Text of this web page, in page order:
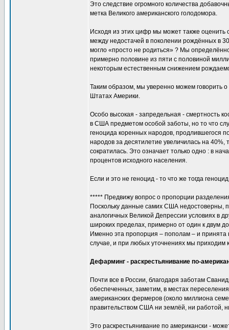
Это следствие огромного количества
метка Великого американского голодомора.
Исходя из этих цифр мы может также
между недостачей в поколении рождённых в
могло «просто не родиться» ? Мы
примерно половине из пяти с половиной
некоторым естественным снижением
Таким образом, мы уверенно можем говорить
Штатах Америки.
Особо высокая - запредельная - смертность
в США предметом особой заботы, но то что
геноцида коренных народов, продлившегося
народов за десятилетие увеличилась на 40%,
сократилась. Это означает только одно : в
процентов исходного населения.
Если и это не геноцид - то что же тогда
***** Предвижу вопрос о пропорции
Поскольку данные самих США недостоверны,
аналогичных Великой Депрессии условиях в
широких пределах, примерно от один к двум
Именно эта пропорция – пополам – и принята
случае, и при любых уточнениях мы приходим
Дефарминг - раскрестьянивание по-
Почти все в России, благодаря заботам
обеспеченных, заметим, в местах
американских фермеров (около миллиона
правительством США ни землёй, ни работой,
Это раскрестьянивание по американски -